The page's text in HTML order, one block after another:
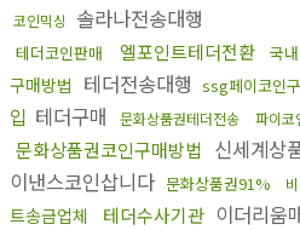
코인믹싱 솔라나전송대행
테더코인판매 엘포인트테더전환 국
구매방법 테더전송대행 ssg페이코인
입 테더구매 문화상품권테더전송 파이코
문화상품권코인구매방법 신세계상
이낸스코인삽니다 문화상품권91%
트송금업체
테더수사기관 이더리움